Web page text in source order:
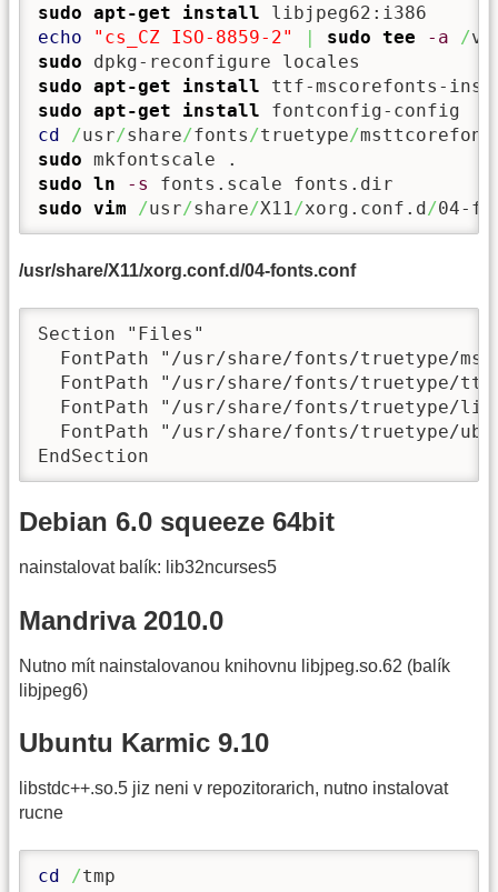
sudo apt-get install
echo
"cs_CZ ISO-8859-2" | sudo tee -a /
sudo
sudo apt-get install
sudo apt-get install
cd
/usr/share/fonts /truetype/
sudo
sudo ln -s
sudo vim /usr/share/X11 /xorg.conf.d/04-
/usr/share/X11/xorg.conf.d/04-fonts.conf
Section "Files"
FontPath "/usr/share/fonts/truetype/
FontPath "/usr/share/fonts/truetype/
FontPath "/usr/share/fonts/truetype/
FontPath "/usr/share/fonts/truetype/
EndSection
Debian 6.0 squeeze 64bit
nainstalovat balík: lib32ncurses5
Mandriva 2010.0
Nutno mít nainstalovanou knihovnu libjpeg.so.62 (balík
libjpeg6)
Ubuntu Karmic 9.10
libstdc++.so.5 jiz neni v repozitorarich, nutno instalovat
rucne
cd /